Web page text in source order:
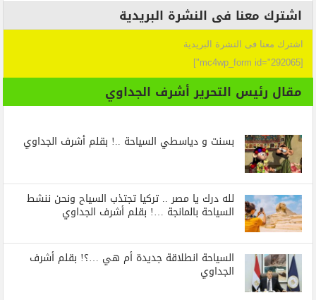
اشترك معنا فى النشرة البريدية
اشترك معنا فى النشرة البريدية
[mc4wp_form id="292065"]
مقال رئيس التحرير أشرف الجداوي
بسنت و دياسطي السياحة ..! بقلم أشرف الجداوي
لله درك يا مصر .. تركيا تجتذب السياح ونحن ننشط
السياحة بالمانجة …! بقلم أشرف الجداوي
السياحة انطلاقة جديدة أم هي …؟! بقلم أشرف
الجداوي